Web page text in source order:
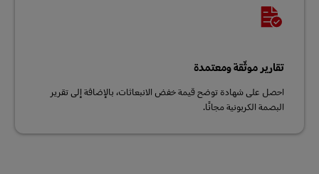
تقارير موثّقة ومعتمدة
احصل على شهادة توضح قيمة خفض الانبعاثات، بالإضافة إلى تقرير
البصمة الكربونية مجانًا.